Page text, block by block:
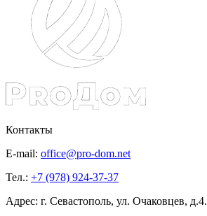
Контакты
E-mail: office@pro-dom.net
Тел.: +7 (978) 924-37-37
Адрес: г. Севастополь, ул. Очаковцев, д.4.